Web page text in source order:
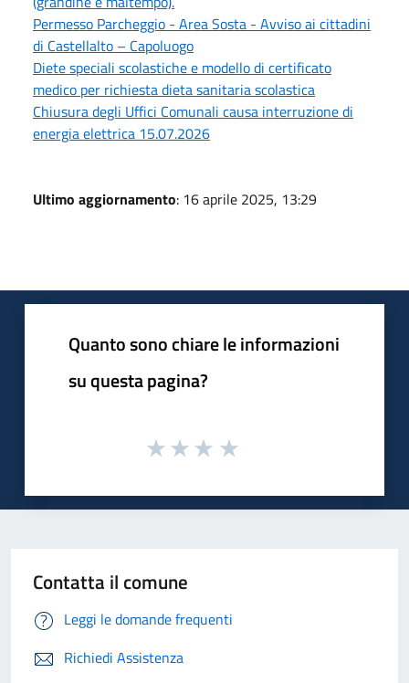
Permesso Parcheggio - Area Sosta - Avviso ai cittadini
di Castellalto – Capoluogo
Diete speciali scolastiche e modello di certificato
medico per richiesta dieta sanitaria scolastica
Chiusura degli Uffici Comunali causa interruzione di
energia elettrica 15.07.2026
Ultimo aggiornamento: 16 aprile 2025, 13:29
Quanto sono chiare le informazioni
su questa pagina?
Contatta il comune
Leggi le domande frequenti
Richiedi Assistenza